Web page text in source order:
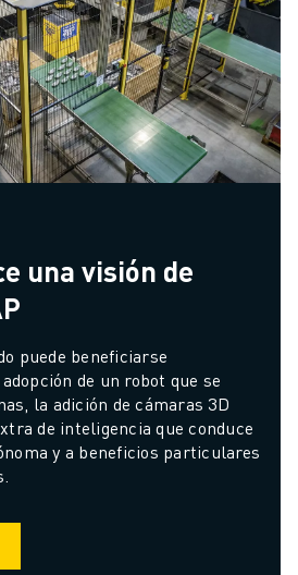
una visión de
puede beneficiarse
de un robot que se
la adición de cámaras 3D
de inteligencia que conduce
y a beneficios particulares